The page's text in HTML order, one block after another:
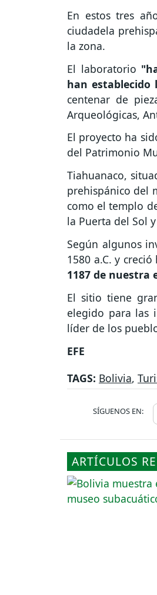
En estos tres
ciudadela
la zona.
El laboratorio
han establecido
centenar de
Arqueológicas,
El proyecto ha
del Patrimonio
Tiahuanaco,
prehispánico del
como el templo
la Puerta del Sol
Según algunos
1580 a.C. y
1187 de nuestra
El sitio tiene
elegido para las
líder de los
EFE
TAGS: Bolivia,
SÍGUENOS EN:
ARTÍCULOS